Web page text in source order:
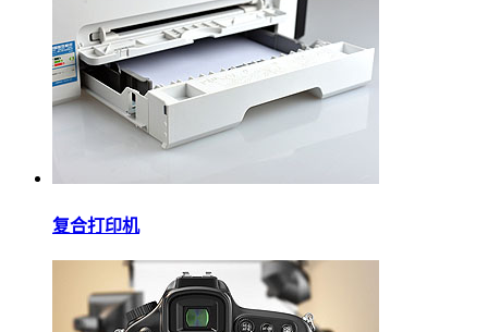
复合打印机